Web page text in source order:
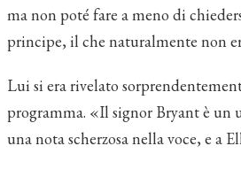
ma non poté fare a meno di
principe, il che naturalmente non
Lui si era rivelato
programma. «Il signor Bryant è un
una nota scherzosa nella voce, e a